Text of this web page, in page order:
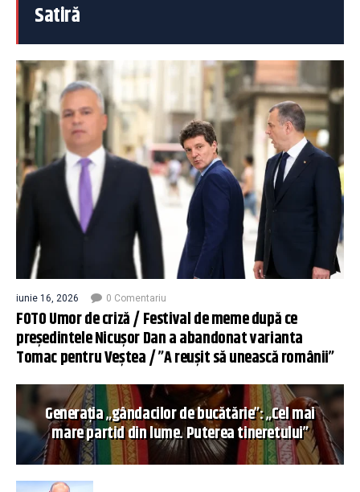
Satiră
iunie 16, 2026 0 Comentariu
FOTO Umor de criză / Festival de meme după ce
președintele Nicușor Dan a abandonat varianta
Tomac pentru Veștea / ”A reușit să unească românii”
Generația „gândacilor de bucătărie”: „Cel mai
mare partid din lume. Puterea tineretului”